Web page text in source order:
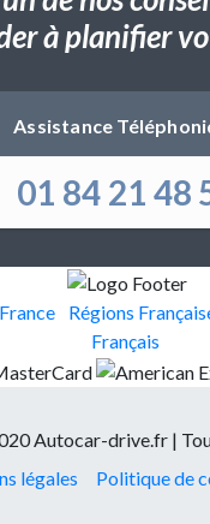
à planifier
Assistance
01 84 21 48
Régions
Français
Autocar-drive.fr |
légales
Politique de